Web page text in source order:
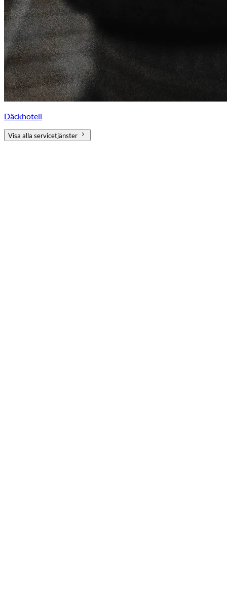
Däckhotell
Visa alla servicetjänster